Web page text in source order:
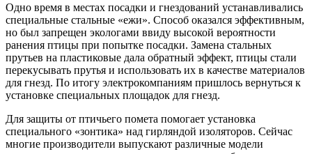
Одно время в местах посадки и гнездований устанавливались
специальные стальные «ежи». Способ оказался эффективным,
но был запрещен экологами ввиду высокой вероятности
ранения птицы при попытке посадки. Замена стальных
прутьев на пластиковые дала обратный эффект, птицы стали
перекусывать прутья и использовать их в качестве материалов
для гнезд. По итогу электрокомпаниям пришлось вернуться к
установке специальных площадок для гнезд.
Для защиты от птичьего помета помогает установка
специального «зонтика» над гирляндой изоляторов. Сейчас
многие производители выпускают различные модели